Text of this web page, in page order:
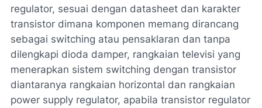
regulator, sesuai dengan datasheet dan karakter
transistor dimana komponen memang dirancang
sebagai switching atau pensaklaran dan tanpa
dilengkapi dioda damper, rangkaian televisi yang
menerapkan sistem switching dengan transistor
diantaranya rangkaian horizontal dan rangkaian
power supply regulator, apabila transistor regulator